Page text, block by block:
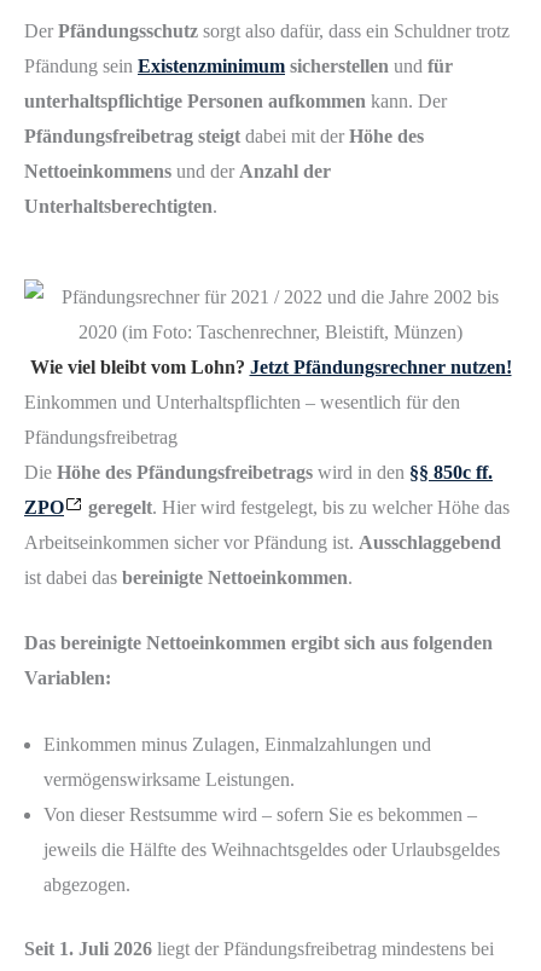
Der Pfändungsschutz sorgt also dafür, dass ein Schuldner trotz
Pfändung sein Existenzminimum sicherstellen und für
unterhaltspflichtige Personen aufkommen kann. Der
Pfändungsfreibetrag steigt dabei mit der Höhe des
Nettoeinkommens und der Anzahl der
Unterhaltsberechtigten.
Wie viel bleibt vom Lohn? Jetzt Pfändungsrechner nutzen!
Einkommen und Unterhaltspflichten – wesentlich für den
Pfändungsfreibetrag
Die Höhe des Pfändungsfreibetrags wird in den §§ 850c ff.
ZPO
geregelt. Hier wird festgelegt, bis zu welcher Höhe das
Arbeitseinkommen sicher vor Pfändung ist. Ausschlaggebend
ist dabei das bereinigte Nettoeinkommen.
Das bereinigte Nettoeinkommen ergibt sich aus folgenden
Variablen:
Einkommen minus Zulagen, Einmalzahlungen und
vermögenswirksame Leistungen.
Von dieser Restsumme wird – sofern Sie es bekommen –
jeweils die Hälfte des Weihnachtsgeldes oder Urlaubsgeldes
abgezogen.
Seit 1. Juli 2026 liegt der Pfändungsfreibetrag mindestens bei